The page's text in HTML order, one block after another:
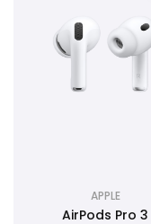
APPLE
AirPods Pro 3